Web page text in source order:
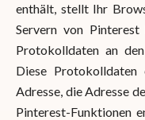
enthält, stellt Ihr
Servern von
Protokolldaten an
Diese Protokolldaten
Adresse, die Adresse
Pinterest-Funktionen